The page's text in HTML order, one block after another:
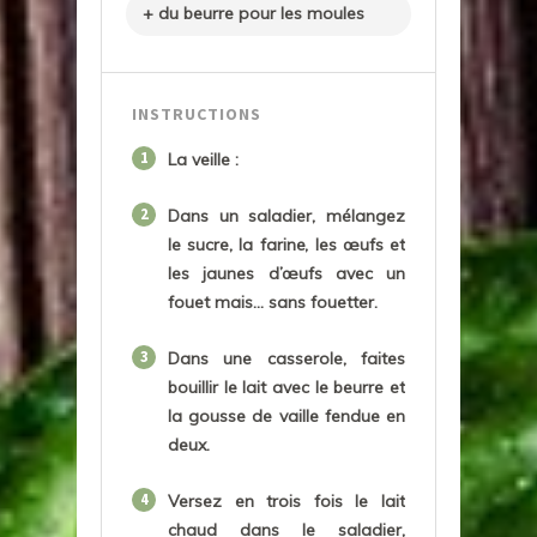
+ du beurre pour les moules
INSTRUCTIONS
1 La veille :
2
Dans un saladier, mélangez
le sucre, la farine, les œufs et
les jaunes d’œufs avec un
fouet mais... sans fouetter.
3
Dans une casserole, faites
bouillir le lait avec le beurre et
la gousse de vaille fendue en
deux.
4
Versez en trois fois le lait
chaud dans le saladier,